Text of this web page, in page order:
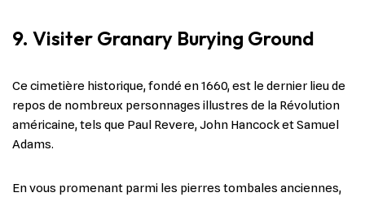
9. Visiter Granary Burying Ground
Ce cimetière historique, fondé en 1660, est le dernier lieu de
repos de nombreux personnages illustres de la Révolution
américaine, tels que Paul Revere, John Hancock et Samuel
Adams.
En vous promenant parmi les pierres tombales anciennes,